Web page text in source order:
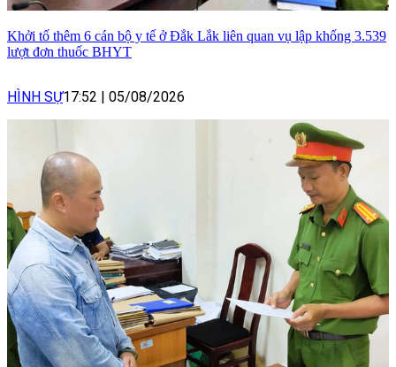
Khởi tố thêm 6 cán bộ y tế ở Đắk Lắk liên quan vụ lập khống 3.539
lượt đơn thuốc BHYT
HÌNH SỰ17:52 | 05/08/2026